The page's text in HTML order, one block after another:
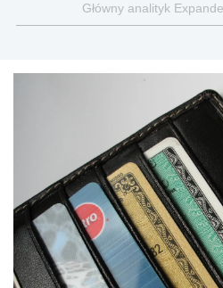
Główny analityk